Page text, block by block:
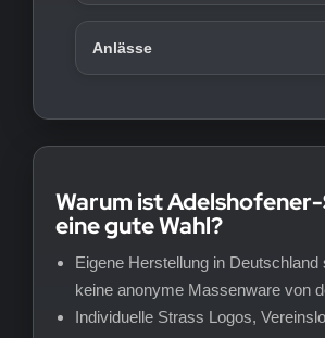
Anlässe
Warum ist
eine gute Wahl?
Eigene Herstellung in Deutschland
keine anonyme Massenware von
Individuelle Strass Logos,